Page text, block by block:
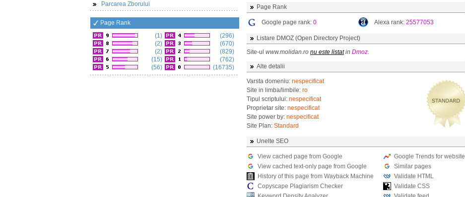
Parcarea Zborului
Page Rank
(1)
(2)
(2)
(15)
(56)
(296)
(670)
(829)
(762)
(16735)
Page Rank
Google page rank: 0 Alexa rank: 25577053
Listare DMOZ (Open Directory Project)
Site-ul www.molidan.ro nu este listatin Dmoz.
Alte detalii
Varsta domeniu: nespecificat
Site in limba/limbile: ro
Tipul scriptului: nespecificat
Proprietar site: nespecificat
Site power by: nespecificat
Site Plan: Standard
Unelte SEO
View cached page from Google
View cached text-only page from Google
History of this page from Wayback Machine
Copyscape Plagiarism Checker
Google Trends for website
Similar pages
Validate HTML
Validate CSS